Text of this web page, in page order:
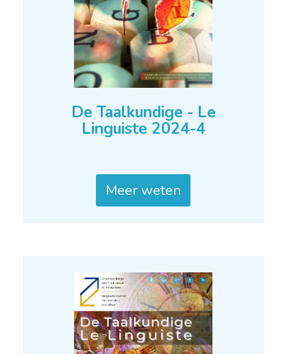
De Taalkundige - Le
Linguiste 2024-4
Meer weten